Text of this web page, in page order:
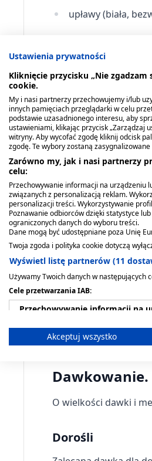
upławy (biała,
nosić bawełnianą
unikać
często wymieniać
Wskazanie
Lek Pirolam Intima
płciowych)
przeznaczony jest do
Podczas współżycia
dojść do zarażenia
o swojej chorobie),
również poddać się
Nie należy
obecnej infekcji.
Dawkowanie.
O wielkości dawki i
Dorośli
Ustawienia prywatności
Kliknięcie przycisku „Nie
cookie.
My i nasi partnerzy przechowujemy i/lub
innych pamięciach przeglądarki w celu
podstawie uzasadnionego interesu, aby
ustawieniami, klikając przycisk „Zarządzaj
witryny. Aby wycofać zgodę kliknij odcisk
zgodę. Te wybory zostaną
Zarówno my, jak i nasi partnerzy
celu:
Przechowywanie informacji na urządzeniu
związanych z personalizacją reklam.
personalizacji treści. Wykorzystywanie
Poznawanie odbiorców dzięki statystyce
ograniczonych danych do wyboru treści.
Dane mogą być udostępniane poza Unię
Twoja zgoda i polityka cookie dotyczą
Wyświetl listę partnerów (11
Używamy Twoich danych w następujących
Cele przetwarzania IAB:
Przechowywanie informacji na
Wykorzystywanie
Wykorzystanie profili do
Tworzenie profili w celu
Akceptuj wszystko